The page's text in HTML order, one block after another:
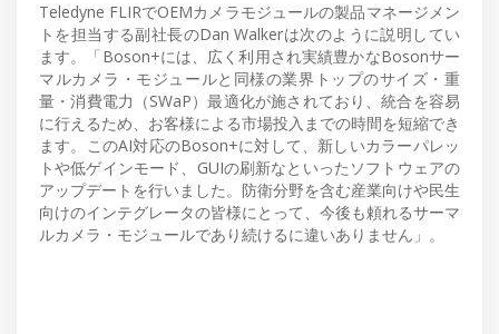
Teledyne FLIRでOEMカメラモジュールの製品マネージメン
トを担当する副社長のDan Walkerは次のように説明してい
ます。「Boson+には、広く利用され実績豊かなBosonサー
マルカメラ・モジュールと同様の業界トップのサイズ・重
量・消費電力（SWaP）最適化が施されており、統合を容易
に行えるため、お客様による市場投入までの時間を短縮でき
ます。このAI対応のBoson+に対して、新しいカラーパレッ
トや低ゲインモード、GUIの刷新なといったソフトウェアの
アップデートを行いました。防衛分野を含む産業向けや民生
向けのインテグレータの皆様にとって、今後も頼れるサーマ
ルカメラ・モジュールであり続けるに違いありません」。